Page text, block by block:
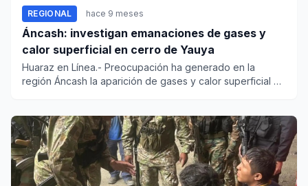
REGIONAL hace 9 meses
Áncash: investigan emanaciones de gases y
calor superficial en cerro de Yauya
Huaraz en Línea.- Preocupación ha generado en la
región Áncash la aparición de gases y calor superficial en